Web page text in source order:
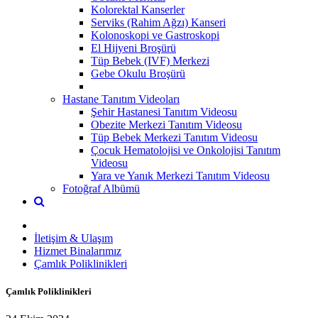
Kolorektal Kanserler
Serviks (Rahim Ağzı) Kanseri
Kolonoskopi ve Gastroskopi
El Hijyeni Broşürü
Tüp Bebek (IVF) Merkezi
Gebe Okulu Broşürü
Hastane Tanıtım Videoları
Şehir Hastanesi Tanıtım Videosu
Obezite Merkezi Tanıtım Videosu
Tüp Bebek Merkezi Tanıtım Videosu
Çocuk Hematolojisi ve Onkolojisi Tanıtım
Videosu
Yara ve Yanık Merkezi Tanıtım Videosu
Fotoğraf Albümü
İletişim & Ulaşım
Hizmet Binalarımız
Çamlık Poliklinikleri
Çamlık Poliklinikleri